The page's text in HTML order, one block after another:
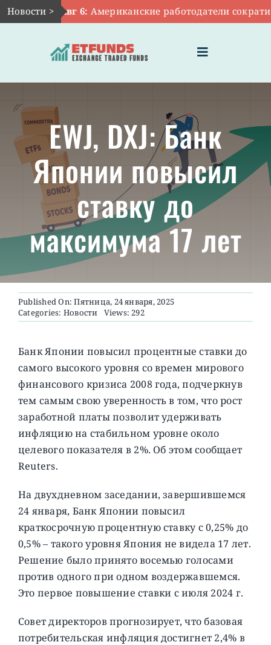
Skip
to
Новости >Авг 6:Американские работодатели
Toggle
Navigation
ГЛАВНАЯ
ЧТО ТАКОЕ ETF
ИНВЕСТИЦИИ В ETF
ТЕМАТИЧЕСКИЕ ETF
АКТУАЛЬНЫЕ
О ПРОЕКТЕ
EWJ, DXJ: Банк
Японии повысил
ставку до
максимума 17 лет
Published On: Пятница, 24 января, 2025
Categories: Новости Views: 292
Банк Японии повысил процентные ставки до
самого высокого уровня со времен мирового
финансового кризиса 2008 года, подчеркнув
тем самым свою уверенность в том, что рост
заработной платы позволит удерживать
инфляцию на стабильном уровне около
целевого показателя в 2%. Об этом сообщает
Reuters.
На двухдневном заседании, завершившемся
24 января, Банк Японии повысил
краткосрочную процентную ставку с 0,25% до
0,5% – такого уровня Япония не видела 17 лет.
Решение было принято восемью голосами
против одного при одном воздержавшемся.
Это первое повышение ставки с июля 2024 г.
Совет директоров прогнозирует, что базовая
потребительская инфляция достигнет 2,4% в